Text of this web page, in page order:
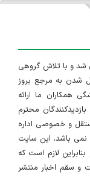
تاریخ ۱۳۹۱/۱/۱۰ راه اندازی شد و با تلاش گروهی
شدن به مرجع بروز
همکاران ما ارائه
محترم
و خصوصی اداره
نمی باشد، این سایت
لازم است که
و سقم اخبار منتشر